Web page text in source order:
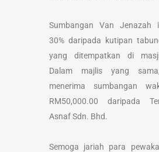
Sumbangan Van Jenazah
30% daripada kutipan
yang ditempatkan di
Dalam majlis yang
menerima sumbangan
RM50,000.00 daripada
Asnaf Sdn. Bhd.
Semoga jariah para